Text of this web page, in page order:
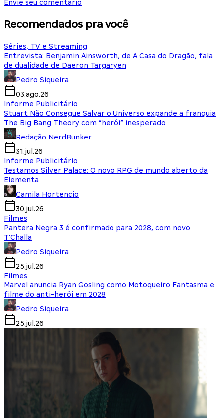
Envie seu comentário
Recomendados pra você
Séries, TV e Streaming
Entrevista: Benjamin Ainsworth, de A Casa do Dragão, fala
de dualidade de Daeron Targaryen
Pedro Siqueira
03.ago.26
Informe Publicitário
Stuart Não Consegue Salvar o Universo expande a franquia
The Big Bang Theory com “herói” inesperado
Redação NerdBunker
31.jul.26
Informe Publicitário
Testamos Silver Palace: O novo RPG de mundo aberto da
Elementa
Camila Hortencio
30.jul.26
Filmes
Pantera Negra 3 é confirmado para 2028, com novo
T'Challa
Pedro Siqueira
25.jul.26
Filmes
Marvel anuncia Ryan Gosling como Motoqueiro Fantasma e
filme do anti-herói em 2028
Pedro Siqueira
25.jul.26